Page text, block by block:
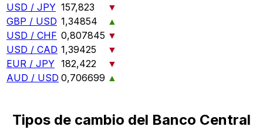
USD / JPY 157,823
▼
GBP / USD 1,34854
▲
USD / CHF 0,807845 ▼
USD / CAD 1,39425
▼
EUR / JPY 182,422
▼
AUD / USD 0,706699 ▲
Tipos de cambio del Banco Central